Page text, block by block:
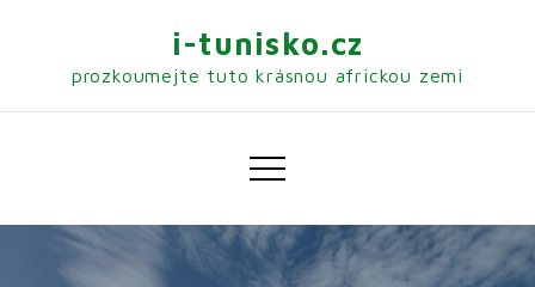
content
i-tunisko.cz
prozkoumejte tuto krásnou africkou zemi